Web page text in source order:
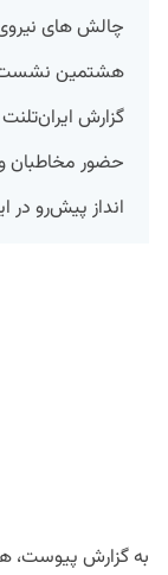
چالش های نیروی
هشتمین نشست
گزارش
حضور مخاطبان
انداز پیش‌رو در
به گزارش